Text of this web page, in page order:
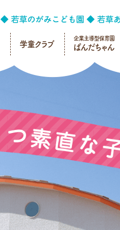
学童クラブ
企業主導型保育園
ぱんだちゃん